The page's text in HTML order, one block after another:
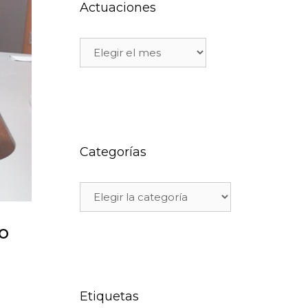
Actuaciones
Categorías
Etiquetas